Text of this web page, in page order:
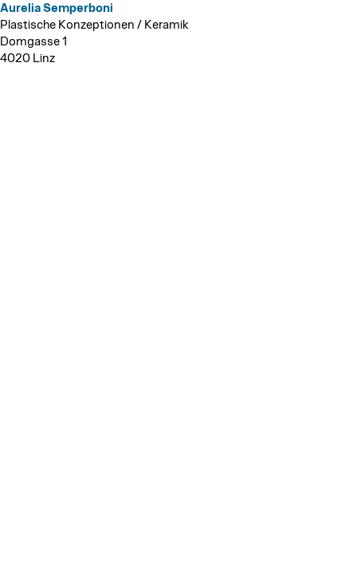
Aurelia Semperboni
Plastische Konzeptionen / Keramik
Domgasse 1
4020 Linz